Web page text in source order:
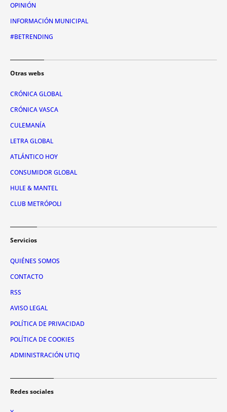
OPINIÓN
INFORMACIÓN MUNICIPAL
#BETRENDING
Otras webs
CRÓNICA GLOBAL
CRÓNICA VASCA
CULEMANÍA
LETRA GLOBAL
ATLÁNTICO HOY
CONSUMIDOR GLOBAL
HULE & MANTEL
CLUB METRÓPOLI
Servicios
QUIÉNES SOMOS
CONTACTO
RSS
AVISO LEGAL
POLÍTICA DE PRIVACIDAD
POLÍTICA DE COOKIES
ADMINISTRACIÓN UTIQ
Redes sociales